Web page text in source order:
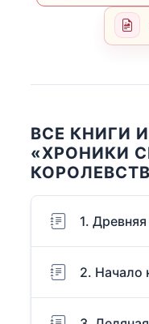
ВСЕ КНИГИ
«ХРОНИКИ
1.
2. Начало